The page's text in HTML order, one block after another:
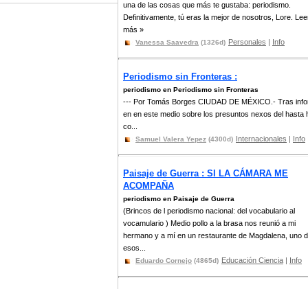
una de las cosas que más te gustaba: periodismo.
Definitivamente, tú eras la mejor de nosotros, Lore.
más »
Vanessa Saavedra (1326d) Personales | Info
Periodismo sin Fronteras :
periodismo en Periodismo sin Fronteras
--- Por Tomás Borges CIUDAD DE MÉXICO.- Tras
en en este medio sobre los presuntos nexos del hasta
co...
Samuel Valera Yepez (4300d) Internacionales | Info
Paisaje de Guerra : SI LA CÁMARA ME
ACOMPAÑA
periodismo en Paisaje de Guerra
(Brincos de l periodismo nacional: del vocabulario al
vocamulario ) Medio pollo a la brasa nos reunió a mi
hermano y a mí en un restaurante de Magdalena, uno
esos...
Eduardo Cornejo (4865d) Educación Ciencia | Info